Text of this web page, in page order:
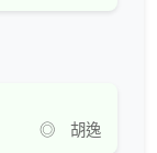
◎ 胡逸